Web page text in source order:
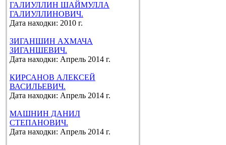
ГАЛИУЛЛИН ШАЙМУЛЛА
ГАЛИУЛЛИНОВИЧ.
Дата находки: 2010 г.
ЗИГАНШИН АХМАЧА
ЗИГАНШЕВИЧ.
Дата находки: Апрель 2014 г.
КИРСАНОВ АЛЕКСЕЙ
ВАСИЛЬЕВИЧ.
Дата находки: Апрель 2014 г.
МАШНИН ДАНИЛ
СТЕПАНОВИЧ.
Дата находки: Апрель 2014 г.